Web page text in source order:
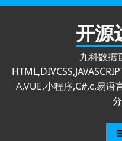
跳
开源
九科数据
A,VUE,小程序,C#,c,易语